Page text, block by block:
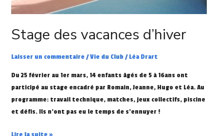
Stage des vacances d’hiver
Laisser un commentaire /Vie du Club /Léa Drart
Du 25 février au 1er mars, 14 enfants âgés de 5 à 16ans ont
participé au stage encadré par Romain, Jeanne, Hugo et Léa. Au
programme: travail technique, matches, jeux collectifs, piscine
et défis. Ils n’ont pas eu le temps de s’ennuyer !